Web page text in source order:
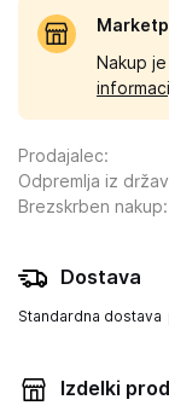
Nakup
Prodajalec:
Odpremlja iz
Brezskrben nakup:
Dostava
Standardna dostava
Izdelki